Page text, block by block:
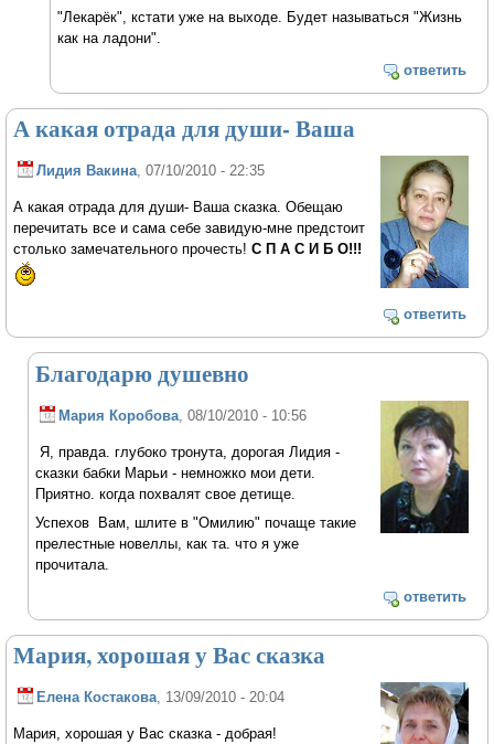
"Лекарёк", кстати уже на выходе. Будет называться "Жизнь
как на ладони".
ответить
А какая отрада для души- Ваша
Лидия Вакина , 07/10/2010 - 22:35
А какая отрада для души- Ваша сказка. Обещаю
перечитать все и сама себе завидую-мне предстоит
столько замечательного прочесть!С П А С И Б О!!!
ответить
Благодарю душевно
Мария Коробова , 08/10/2010 - 10:56
Я, правда. глубоко тронута, дорогая Лидия -
сказки бабки Марьи - немножко мои дети.
Приятно. когда похвалят свое детище.
Успехов Вам, шлите в "Омилию" почаще такие
прелестные новеллы, как та. что я уже
прочитала.
ответить
Мария, хорошая у Вас сказка
Елена Костакова, 13/09/2010 - 20:04
Мария, хорошая у Вас сказка - добрая!